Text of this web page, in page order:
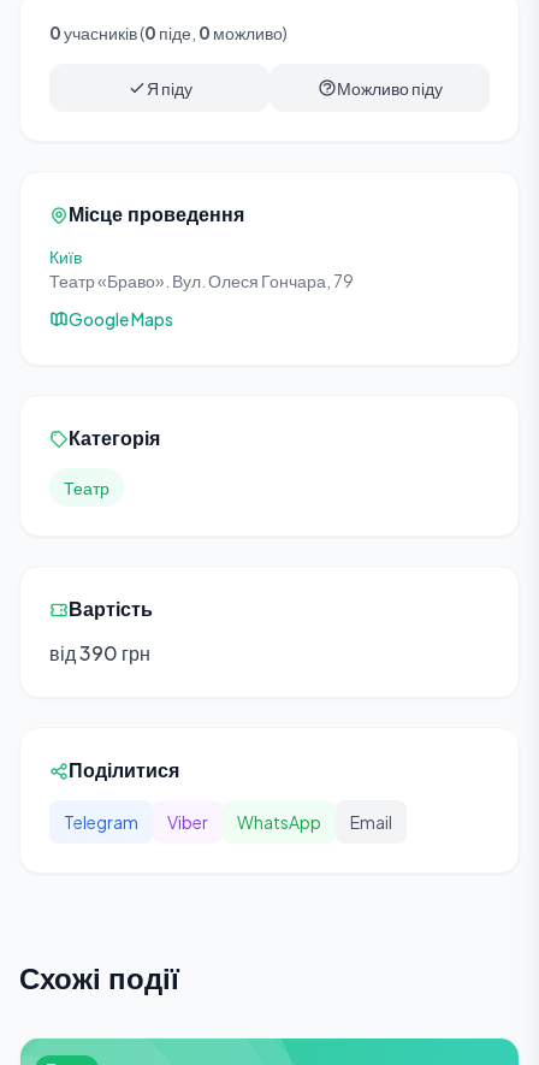
0учасників (0 піде, 0 можливо)
Я піду Можливо піду
Місце проведення
Київ
Театр «Браво». Вул. Олеся Гончара, 79
Google Maps
Категорія
Театр
Вартість
від 390 грн
Поділитися
Telegram Viber WhatsApp Email
Схожі події